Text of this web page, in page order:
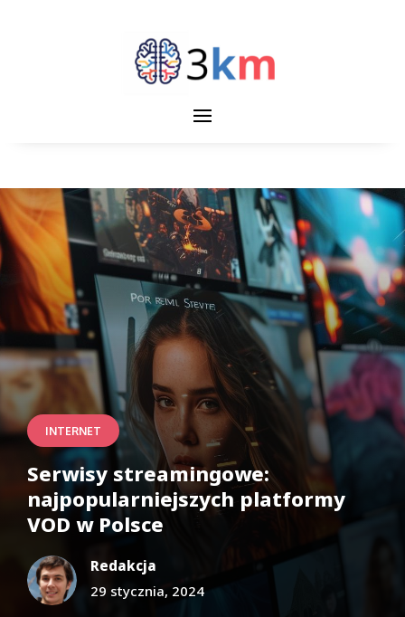
INTERNET
Serwisy streamingowe:
najpopularniejszych platformy
VOD w Polsce
Redakcja
29 stycznia, 2024